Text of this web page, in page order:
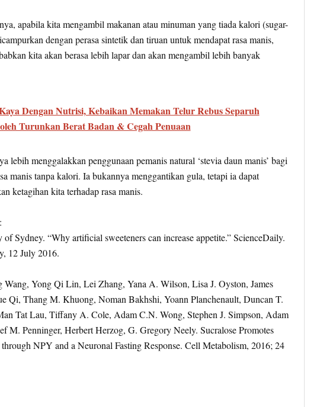
apabila kita mengambil makanan atau minuman yang tiada kalori (sugar-
dengan perasa sintetik dan tiruan untuk mendapat rasa manis,
kita akan berasa lebih lapar dan akan mengambil lebih banyak
Dengan Nutrisi, Kebaikan Memakan Telur Rebus Separuh
Turunkan Berat Badan & Cegah Penuaan
lebih menggalakkan penggunaan pemanis natural ‘stevia daun manis’ bagi
manis tanpa kalori. Ia bukannya menggantikan gula, tetapi ia dapat
ketagihan kita terhadap rasa manis.
of Sydney. “Why artificial sweeteners can increase appetite.” ScienceDaily.
12 July 2016.
Wang, Yong Qi Lin, Lei Zhang, Yana A. Wilson, Lisa J. Oyston, James
Qi, Thang M. Khuong, Noman Bakhshi, Yoann Planchenault, Duncan T.
Tat Lau, Tiffany A. Cole, Adam C.N. Wong, Stephen J. Simpson, Adam
M. Penninger, Herbert Herzog, G. Gregory Neely. Sucralose Promotes
NPY and a Neuronal Fasting Response. Cell Metabolism, 2016; 24